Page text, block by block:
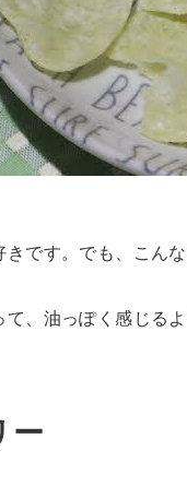
です。でも、こん
、油っぽく感じるよ
ー